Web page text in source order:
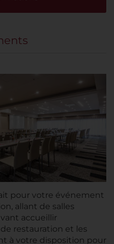
pour votre événement
allant de salles
accueillir
restauration et les
à votre disposition pour